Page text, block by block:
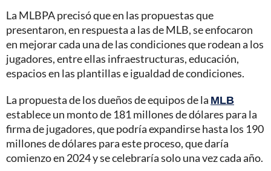
La MLBPA precisó que en las propuestas que
presentaron, en respuesta a las de MLB, se enfocaron
en mejorar cada una de las condiciones que rodean a los
jugadores, entre ellas infraestructuras, educación,
espacios en las plantillas e igualdad de condiciones.
La propuesta de los dueños de equipos de la MLB
establece un monto de 181 millones de dólares para la
firma de jugadores, que podría expandirse hasta los 190
millones de dólares para este proceso, que daría
comienzo en 2024 y se celebraría solo una vez cada año.